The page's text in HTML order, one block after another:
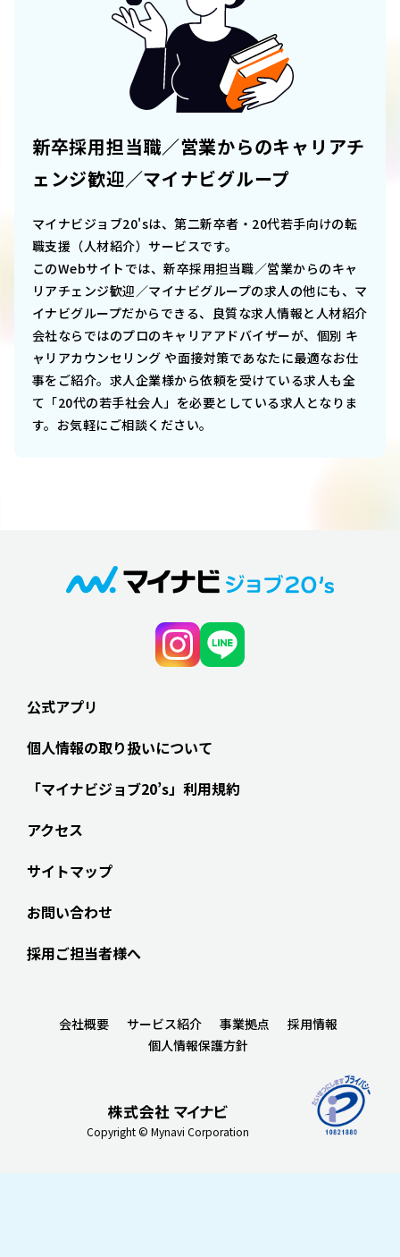
新卒採用担当職／営業からのキャリアチ
ェンジ歓迎／マイナビグループ
マイナビジョブ20'sは、第二新卒者・20代若手向けの転
職支援（人材紹介）サービスです。
このWebサイトでは、新卒採用担当職／営業からのキャ
リアチェンジ歓迎／マイナビグループの求人の他にも、マ
イナビグループだからできる、良質な求人情報と人材紹介
会社ならではのプロのキャリアアドバイザーが、個別 キ
ャリアカウンセリング や面接対策であなたに最適なお仕
事をご紹介。求人企業様から依頼を受けている求人も全
て「20代の若手社会人」を必要としている求人となりま
す。お気軽にご相談ください。
公式アプリ
個人情報の取り扱いについて
「マイナビジョブ20’s」利用規約
アクセス
サイトマップ
お問い合わせ
採用ご担当者様へ
Copyright © Mynavi Corporation
会社概要 サービス紹介 事業拠点
採用情報
個人情報保護方針